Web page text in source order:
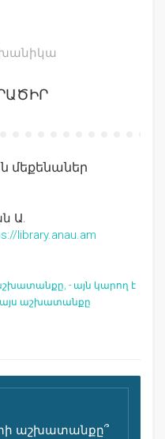
մեքենաներ
Ա.
library.anau.am
- այն կարող է
այս աշխատանքը
աշխատանքը՞